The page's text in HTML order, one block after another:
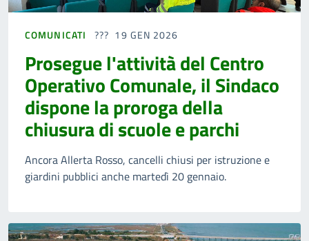
COMUNICATI 19 GEN 2026
Prosegue l'attività del Centro
Operativo Comunale, il Sindaco
dispone la proroga della
chiusura di scuole e parchi
Ancora Allerta Rosso, cancelli chiusi per istruzione e
giardini pubblici anche martedì 20 gennaio.